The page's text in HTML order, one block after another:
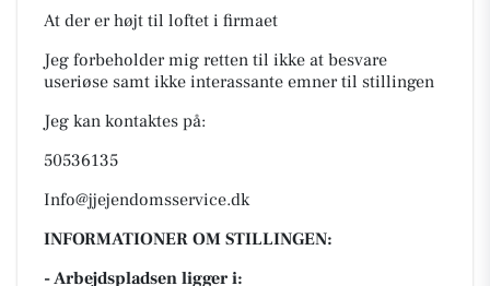
At der er højt til loftet i firmaet
Jeg forbeholder mig retten til ikke at besvare
useriøse samt ikke interassante emner til stillingen
Jeg kan kontaktes på:
50536135
Info@jjejendomsservice.dk
INFORMATIONER OM STILLINGEN:
- Arbejdspladsen ligger i: